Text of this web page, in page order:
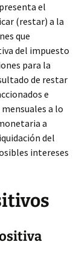
el
(restar) a la
que
del impuesto
para la
de restar
e
a lo
a
del
intereses